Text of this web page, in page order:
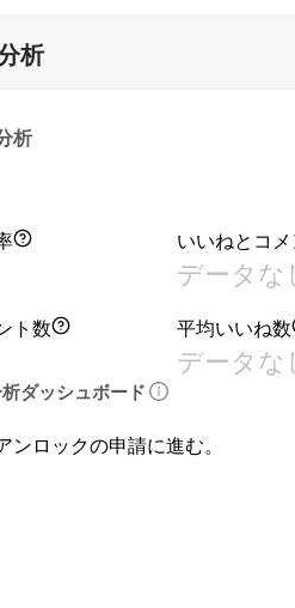
析
析
いいねとコ
データな
ト数 平均いいね数
データな
ダッシュボード
ロックの申請に進む。